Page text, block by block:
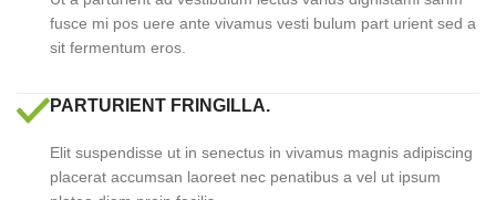
fusce mi pos uere ante vivamus vesti bulum part urient sed a
sit fermentum eros.
PARTURIENT FRINGILLA.
Elit suspendisse ut in senectus in vivamus magnis adipiscing
placerat accumsan laoreet nec penatibus a vel ut ipsum